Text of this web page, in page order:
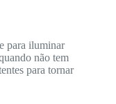
para iluminar
não tem
para tornar